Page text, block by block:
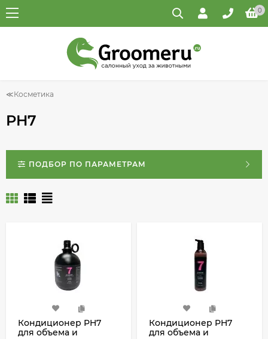
0
Косметика
PH7
ПОДБОР ПО ПАРАМЕТРАМ
Кондиционер PH7
для объема и
Кондиционер PH7
для объема и